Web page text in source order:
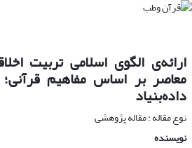
ارائه‌ی الگوی اسلامی تربیت
معاصر بر اساس مفاهیم قرآنی؛
داده‌بنیاد
نوع مقاله : مقاله پژوهشی
نویسنده